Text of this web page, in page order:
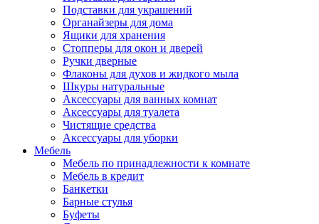
Подставки для украшений
Органайзеры для дома
Ящики для хранения
Стопперы для окон и дверей
Ручки дверные
Флаконы для духов и жидкого мыла
Шкуры натуральные
Аксессуары для ванных комнат
Аксессуары для туалета
Чистящие средства
Аксессуары для уборки
Мебель
Мебель по принадлежности к комнате
Мебель в кредит
Банкетки
Барные стулья
Буфеты